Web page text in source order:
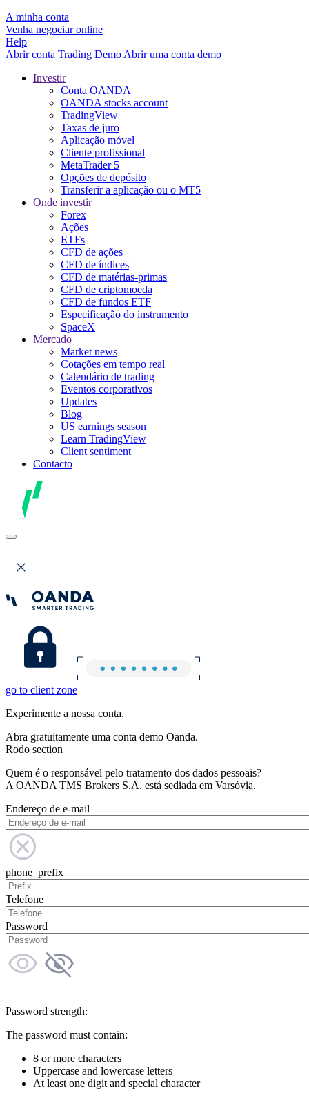
A minha conta
Venha negociar online
Help
Abrir conta Trading Demo Abrir uma conta demo
Investir
Conta OANDA
OANDA stocks account
TradingView
Taxas de juro
Aplicação móvel
Cliente profissional
MetaTrader 5
Opções de depósito
Transferir a aplicação ou o MT5
Onde investir
Forex
Ações
ETFs
CFD de ações
CFD de índices
CFD de matérias-primas
CFD de criptomoeda
CFD de fundos ETF
Especificação do instrumento
SpaceX
Mercado
Market news
Cotações em tempo real
Calendário de trading
Eventos corporativos
Updates
Blog
US earnings season
Learn TradingView
Client sentiment
Contacto
go to client zone
Experimente a nossa conta.
Abra gratuitamente uma conta demo Oanda.
Rodo section
Quem é o responsável pelo tratamento dos dados pessoais?
A OANDA TMS Brokers S.A. está sediada em Varsóvia.
Endereço de e-mail
phone_prefix
Telefone
Password
Password strength:
The password must contain:
8 or more characters
Uppercase and lowercase letters
At least one digit and special character